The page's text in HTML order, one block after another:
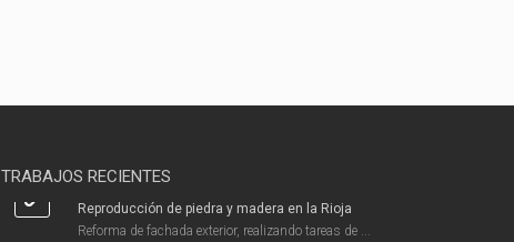
TRABAJOS RECIENTES
Reproducción de piedra y madera en la Rioja
Reforma de fachada exterior, realizando tareas de ...